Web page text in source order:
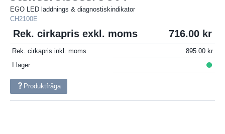
EGO LED laddnings & diagnostiskindikator
CH2100E
Rek. cirkapris exkl. moms 716.00
Rek. cirkapris inkl. moms
895.00
I lager
Produktfråga